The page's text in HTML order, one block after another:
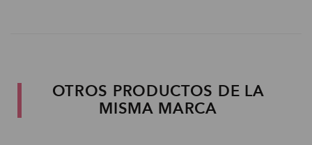
OTROS PRODUCTOS DE LA
MISMA MARCA